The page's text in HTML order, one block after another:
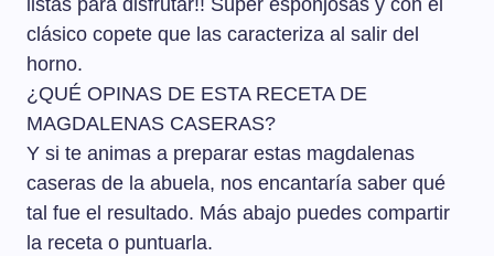
listas para disfrutar!! Súper esponjosas y con el
clásico copete que las caracteriza al salir del
horno.
¿QUÉ OPINAS DE ESTA RECETA DE
MAGDALENAS CASERAS?
Y si te animas a preparar estas magdalenas
caseras de la abuela, nos encantaría saber qué
tal fue el resultado. Más abajo puedes compartir
la receta o puntuarla.